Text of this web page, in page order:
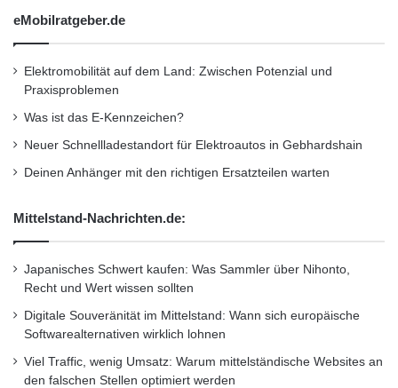
neuesten Technologien wird es ermöglichen,
den immer weiter wachsenden Verkehr zu
bewältigen und den Nutzern erhebliche Vorteile
zu bieten”, so Takahiro Sumimoto, CEO von
PC Landing Corp., ein Unternehmen des NTT
Com-Konzerns und Betreiber des PC-1,
erreichte im Oktober bei einem Test dank des
Einsatzes der Digital-Coherent-Technologie
100 Gbps. Der Test, der über mehr als 9.500
Kilometer PC-1-Glasfaser geleitet wurde,
eMobilratgeber.de
Elektromobilität auf dem Land: Zwischen Potenzial und
Praxisproblemen
Was ist das E-Kennzeichen?
Neuer Schnellladestandort für Elektroautos in Gebhardshain
Deinen Anhänger mit den richtigen Ersatzteilen warten
Mittelstand-Nachrichten.de:
Japanisches Schwert kaufen: Was Sammler über Nihonto,
Recht und Wert wissen sollten
Digitale Souveränität im Mittelstand: Wann sich europäische
Softwarealternativen wirklich lohnen
Viel Traffic, wenig Umsatz: Warum mittelständische Websites an
den falschen Stellen optimiert werden